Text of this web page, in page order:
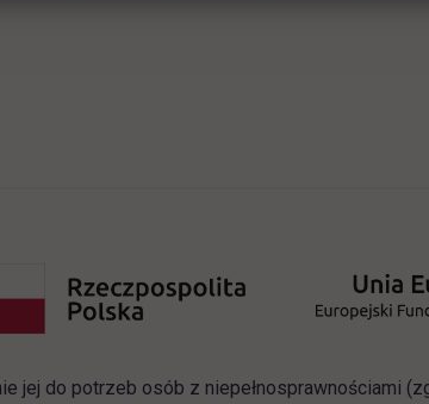
jej do potrzeb osób z niepełnosprawnościami